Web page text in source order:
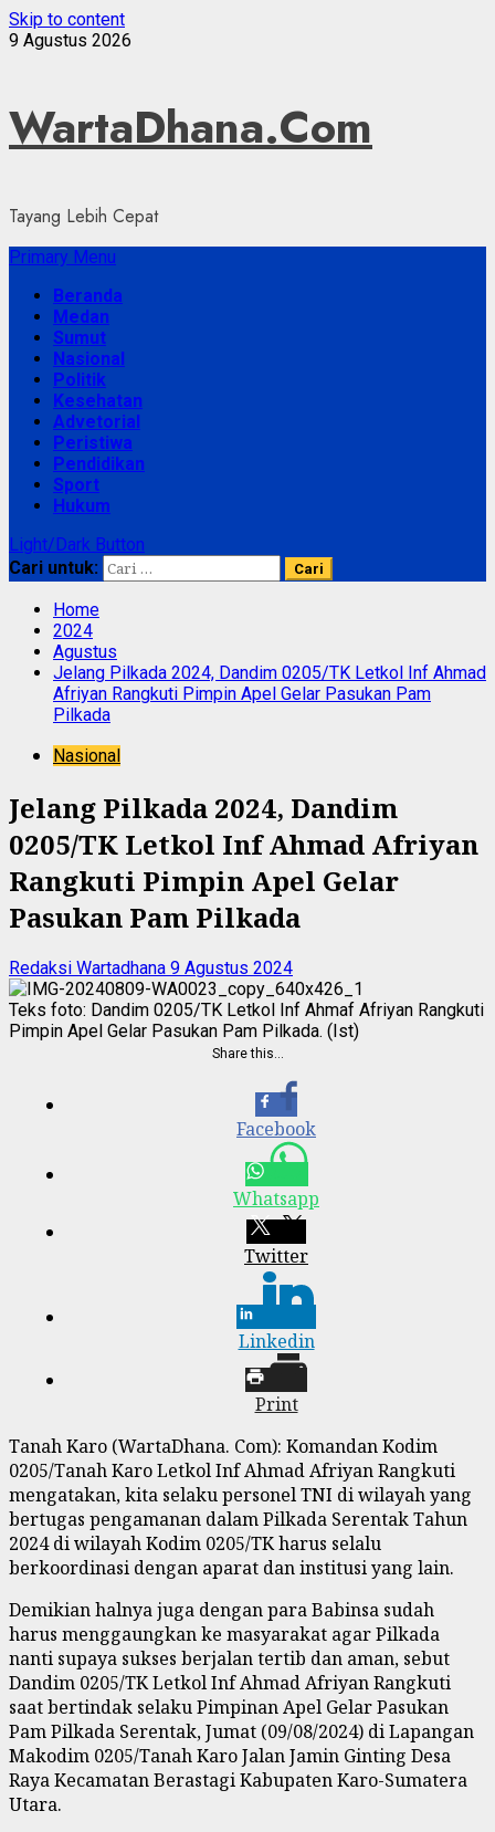
Skip to content
9 Agustus 2026
WartaDhana.Com
Tayang Lebih Cepat
Primary Menu
Beranda
Medan
Sumut
Nasional
Politik
Kesehatan
Advetorial
Peristiwa
Pendidikan
Sport
Hukum
Light/Dark Button
Cari untuk:
Home
2024
Agustus
Jelang Pilkada 2024, Dandim 0205/TK Letkol Inf Ahmad
Afriyan Rangkuti Pimpin Apel Gelar Pasukan Pam
Pilkada
Nasional
Jelang Pilkada 2024, Dandim
0205/TK Letkol Inf Ahmad Afriyan
Rangkuti Pimpin Apel Gelar
Pasukan Pam Pilkada
Redaksi Wartadhana 9 Agustus 2024
Teks foto: Dandim 0205/TK Letkol Inf Ahmaf Afriyan Rangkuti
Pimpin Apel Gelar Pasukan Pam Pilkada. (Ist)
Share this…
Facebook
Whatsapp
Twitter
Linkedin
Print
Tanah Karo (WartaDhana. Com): Komandan Kodim
0205/Tanah Karo Letkol Inf Ahmad Afriyan Rangkuti
mengatakan, kita selaku personel TNI di wilayah yang
bertugas pengamanan dalam Pilkada Serentak Tahun
2024 di wilayah Kodim 0205/TK harus selalu
berkoordinasi dengan aparat dan institusi yang lain.
Demikian halnya juga dengan para Babinsa sudah
harus menggaungkan ke masyarakat agar Pilkada
nanti supaya sukses berjalan tertib dan aman, sebut
Dandim 0205/TK Letkol Inf Ahmad Afriyan Rangkuti
saat bertindak selaku Pimpinan Apel Gelar Pasukan
Pam Pilkada Serentak, Jumat (09/08/2024) di Lapangan
Makodim 0205/Tanah Karo Jalan Jamin Ginting Desa
Raya Kecamatan Berastagi Kabupaten Karo-Sumatera
Utara.